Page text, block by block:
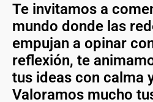
Te invitamos a
mundo donde las
empujan a opinar
reflexión, te
tus ideas con calma
Valoramos mucho